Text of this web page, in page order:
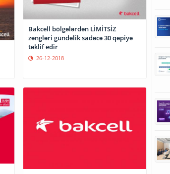
Bakcell bölgələrdən LİMİTSİZ
zəngləri gündəlik sadəcə 30 qəpiyə
təklif edir
26-12-2018